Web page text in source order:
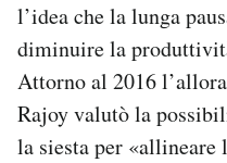
l’idea che la lunga
diminuire la
Attorno al 2016
Rajoy valutò la
la siesta per «allineare